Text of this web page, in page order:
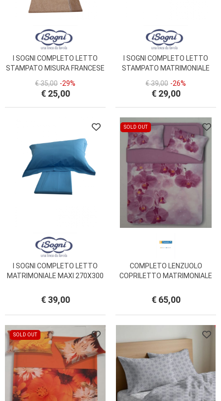
I SOGNI COMPLETO LETTO
STAMPATO MISURA FRANCESE
COTONE
€ 35,00 -29%
€ 25,00
I SOGNI COMPLETO LETTO
STAMPATO MATRIMONIALE
PURO COTONE
€ 39,00 -26%
€ 29,00
I SOGNI COMPLETO LETTO
MATRIMONIALE MAXI 270X300
PURO COTONE
€ 39,00
SOLD OUT
COMPLETO LENZUOLO
COPRILETTO MATRIMONIALE
BIANCALUNA
€ 65,00
SOLD OUT